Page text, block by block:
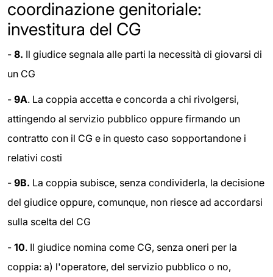
coordinazione genitoriale:
investitura del CG
- 8. Il giudice segnala alle parti la necessità di giovarsi di
un CG
- 9A. La coppia accetta e concorda a chi rivolgersi,
attingendo al servizio pubblico oppure firmando un
contratto con il CG e in questo caso sopportandone i
relativi costi
- 9B. La coppia subisce, senza condividerla, la decisione
del giudice oppure, comunque, non riesce ad accordarsi
sulla scelta del CG
- 10. Il giudice nomina come CG, senza oneri per la
coppia: a) l'operatore, del servizio pubblico o no,